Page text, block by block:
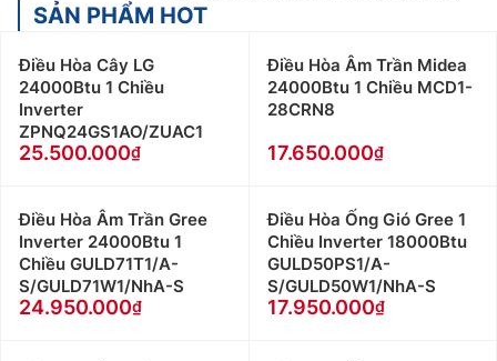
SẢN PHẨM HOT
Điều Hòa Cây LG
24000Btu 1 Chiều
Inverter
ZPNQ24GS1AO/ZUAC1
25.500.000
Điều Hòa Âm Trần Midea
24000Btu 1 Chiều MCD1-
28CRN8
17.650.000
Điều Hòa Âm Trần Gree
Inverter 24000Btu 1
Chiều GULD71T1/A-
S/GULD71W1/NhA-S
24.950.000
Điều Hòa Ống Gió Gree 1
Chiều Inverter 18000Btu
GULD50PS1/A-
S/GULD50W1/NhA-S
17.950.000